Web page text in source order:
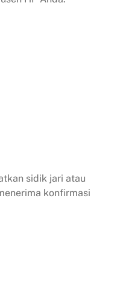
sidik jari atau
konfirmasi